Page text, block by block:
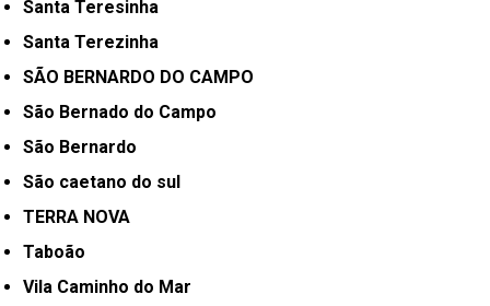
Santa Teresinha
Santa Terezinha
SÃO BERNARDO DO CAMPO
São Bernado do Campo
São Bernardo
São caetano do sul
TERRA NOVA
Taboão
Vila Caminho do Mar